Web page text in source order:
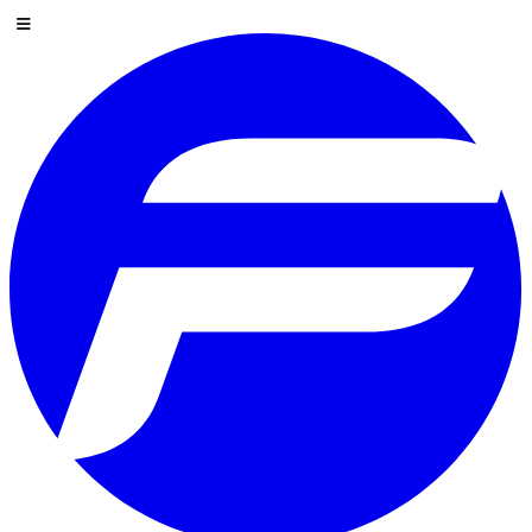
İçeriğe atla